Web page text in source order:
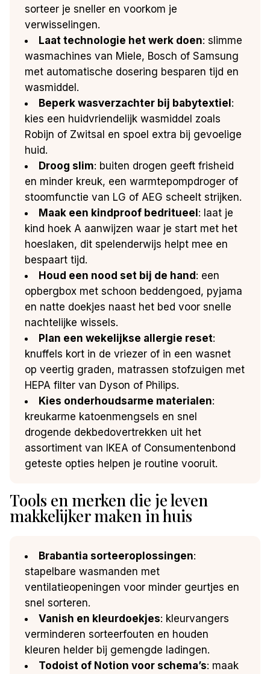
sorteer je sneller en voorkom je
verwisselingen.
Laat technologie het werk doen: slimme
wasmachines van Miele, Bosch of Samsung
met automatische dosering besparen tijd en
wasmiddel.
Beperk wasverzachter bij babytextiel:
kies een huidvriendelijk wasmiddel zoals
Robijn of Zwitsal en spoel extra bij gevoelige
huid.
Droog slim: buiten drogen geeft frisheid
en minder kreuk, een warmtepompdroger of
stoomfunctie van LG of AEG scheelt strijken.
Maak een kindproof bedritueel: laat je
kind hoek A aanwijzen waar je start met het
hoeslaken, dit spelenderwijs helpt mee en
bespaart tijd.
Houd een nood set bij de hand: een
opbergbox met schoon beddengoed, pyjama
en natte doekjes naast het bed voor snelle
nachtelijke wissels.
Plan een wekelijkse allergie reset:
knuffels kort in de vriezer of in een wasnet
op veertig graden, matrassen stofzuigen met
HEPA filter van Dyson of Philips.
Kies onderhoudsarme materialen:
kreukarme katoenmengsels en snel
drogende dekbedovertrekken uit het
assortiment van IKEA of Consumentenbond
geteste opties helpen je routine vooruit.
Tools en merken die je leven
makkelijker maken in huis
Brabantia sorteeroplossingen:
stapelbare wasmanden met
ventilatieopeningen voor minder geurtjes en
snel sorteren.
Vanish en kleurdoekjes: kleurvangers
verminderen sorteerfouten en houden
kleuren helder bij gemengde ladingen.
Todoist of Notion voor schema’s: maak